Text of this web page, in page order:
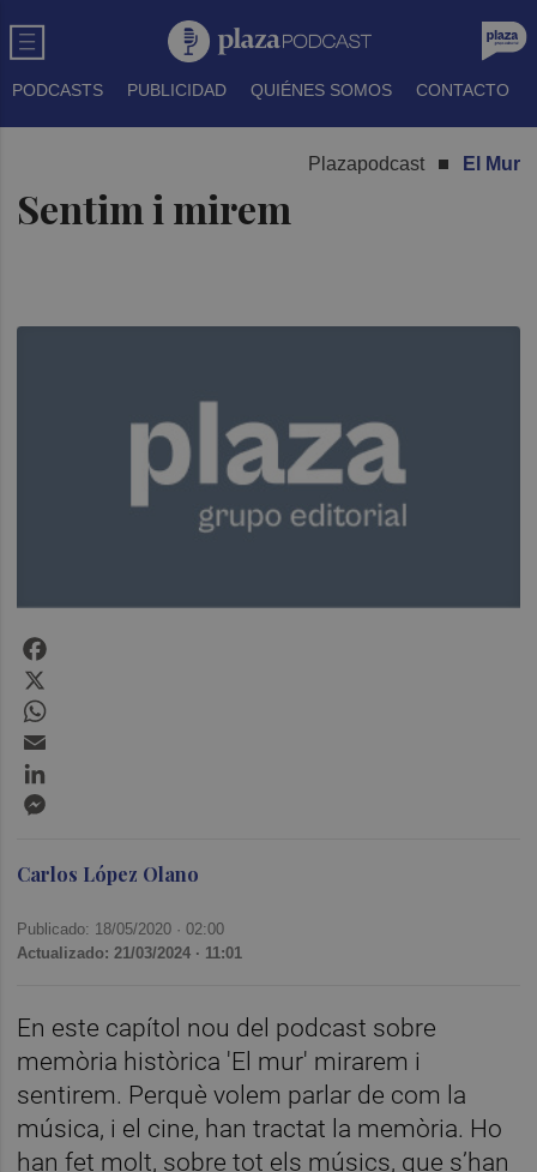
PODCASTS PUBLICIDAD QUIÉNES SOMOS CONTACTO
Plazapodcast El Mur
Sentim i mirem
Carlos López Olano
Publicado: 18/05/2020 ·02:00
Actualizado: 21/03/2024 · 11:01
En este capítol nou del podcast sobre
memòria històrica 'El mur' mirarem i
sentirem. Perquè volem parlar de com la
música, i el cine, han tractat la memòria. Ho
han fet molt, sobre tot els músics, que s’han